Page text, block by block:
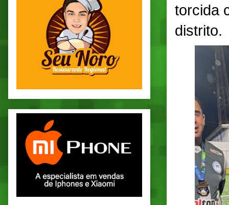
torcida
distrito.